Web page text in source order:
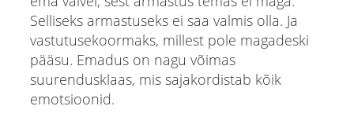
Selliseks armastuseks ei saa valmis olla. Ja
vastutusekoormaks, millest pole magadeski
pääsu. Emadus on nagu võimas
suurendusklaas, mis sajakordistab kõik
emotsioonid.